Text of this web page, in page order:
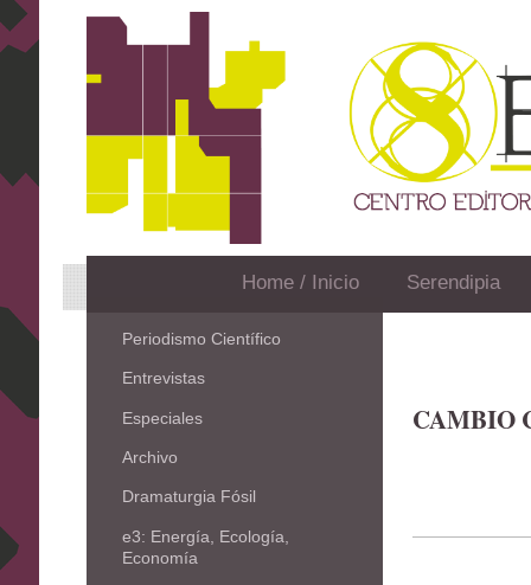
Home / Inicio Serendipia
CAMBIO
Periodismo Científico
Entrevistas
Especiales
Archivo
Dramaturgia Fósil
e3: Energía, Ecología,
Economía